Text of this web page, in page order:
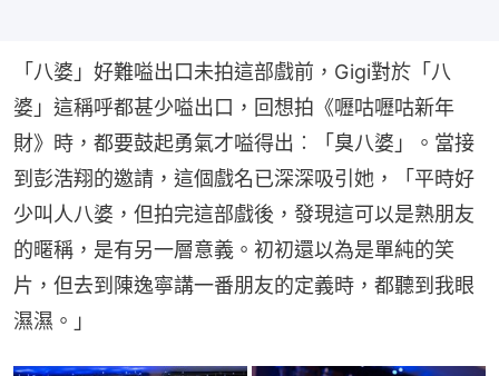
「八婆」好難嗌出口未拍這部戲前，Gigi對於「八
婆」這稱呼都甚少嗌出口，回想拍《嚦咕嚦咕新年
財》時，都要鼓起勇氣才嗌得出︰「臭八婆」。當接
到彭浩翔的邀請，這個戲名已深深吸引她，「平時好
少叫人八婆，但拍完這部戲後，發現這可以是熟朋友
的暱稱，是有另一層意義。初初還以為是單純的笑
片，但去到陳逸寧講一番朋友的定義時，都聽到我眼
濕濕。」